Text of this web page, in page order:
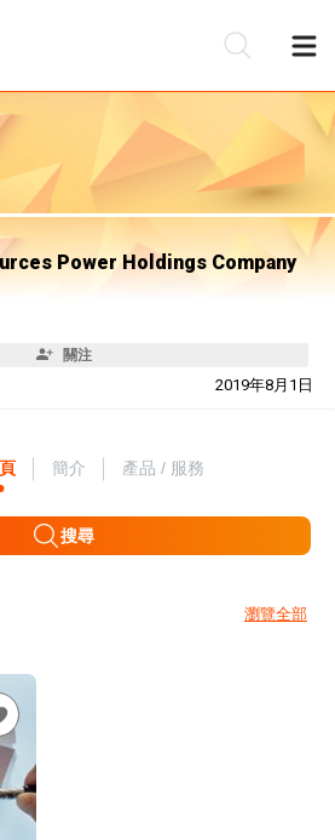
Power Holdings Company
關注
2019年8月1日
簡介 產品 / 服務
搜尋
瀏覽全部